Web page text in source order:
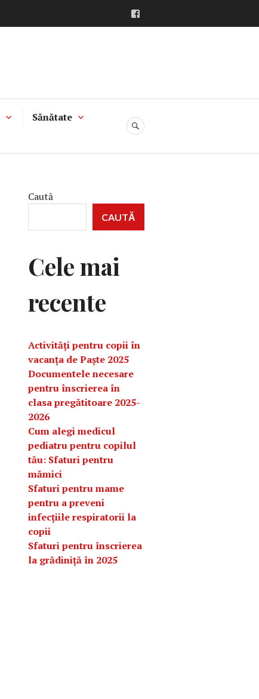
Sănătate
CĂUTARE
Caută
CAUTĂ
Cele mai
recente
Activități pentru copii în
vacanța de Paște 2025
Documentele necesare
pentru înscrierea în
clasa pregătitoare 2025-
2026
Cum alegi medicul
pediatru pentru copilul
tău: Sfaturi pentru
mămici
Sfaturi pentru mame
pentru a preveni
infecțiile respiratorii la
copii
Sfaturi pentru înscrierea
la grădiniță în 2025